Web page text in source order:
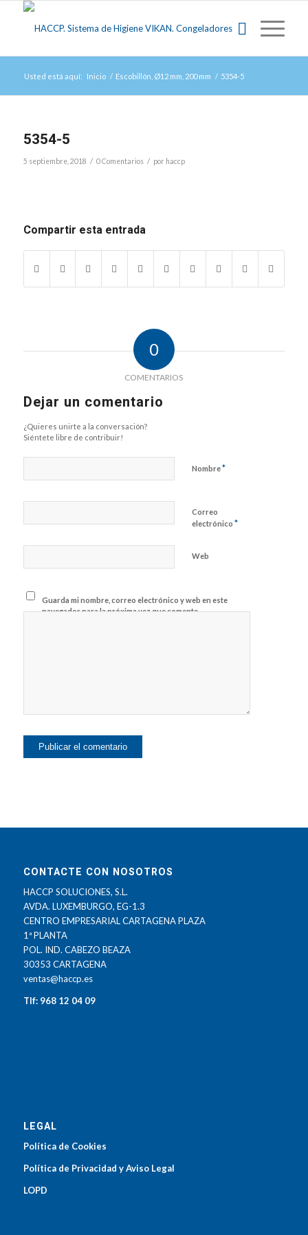
Usted está aquí: Inicio / Escobillón, Ø12 mm, 200 mm / 5354-5
5354-5
5 septiembre, 2018 / 0 Comentarios / por haccp
Compartir esta entrada
0
COMENTARIOS
Dejar un comentario
¿Quieres unirte a la conversación?
Siéntete libre de contribuir!
Nombre*
Correo
electrónico *
Web
Guarda mi nombre, correo electrónico y web en este
navegador para la próxima vez que comente.
CONTACTE CON NOSOTROS
HACCP SOLUCIONES, S.L.
AVDA. LUXEMBURGO, EG-1.3
CENTRO EMPRESARIAL CARTAGENA PLAZA
1ª PLANTA
POL. IND. CABEZO BEAZA
30353 CARTAGENA
ventas@haccp.es
Tlf: 968 12 04 09
LEGAL
Política de Cookies
Política de Privacidad y Aviso Legal
LOPD